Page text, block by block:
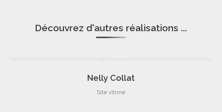
Découvrez d'autres réalisations ...
Nelly Collat
Site vitrine